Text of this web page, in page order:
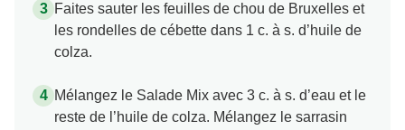
Faites sauter les feuilles de chou de Bruxelles et
les rondelles de cébette dans 1 c. à s. d’huile de
colza.
Mélangez le Salade Mix avec 3 c. à s. d’eau et le
reste de l’huile de colza. Mélangez le sarrasin